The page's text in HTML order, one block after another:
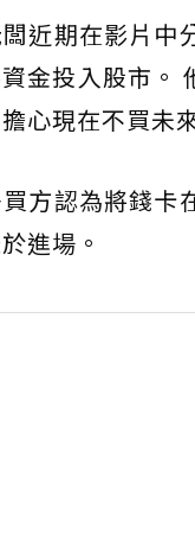
近期在影片中
金投入股市。
心現在不買未
方認為將錢卡
進場。